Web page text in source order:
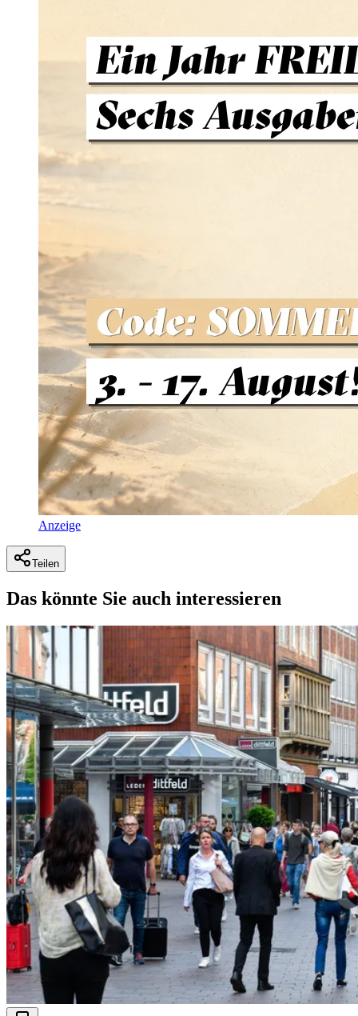
Anzeige
Teilen
Das könnte Sie auch interessieren